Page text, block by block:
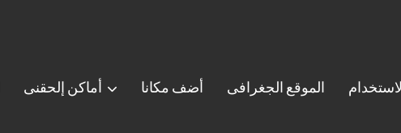
أماكن إلحقنى أضف مكانا الموقع الجغرافى